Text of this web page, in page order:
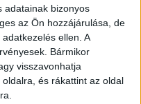
adatainak bizonyos
az Ön hozzájárulása, de
ellen. A
Bármikor
visszavonhatja
és rákattint az oldal